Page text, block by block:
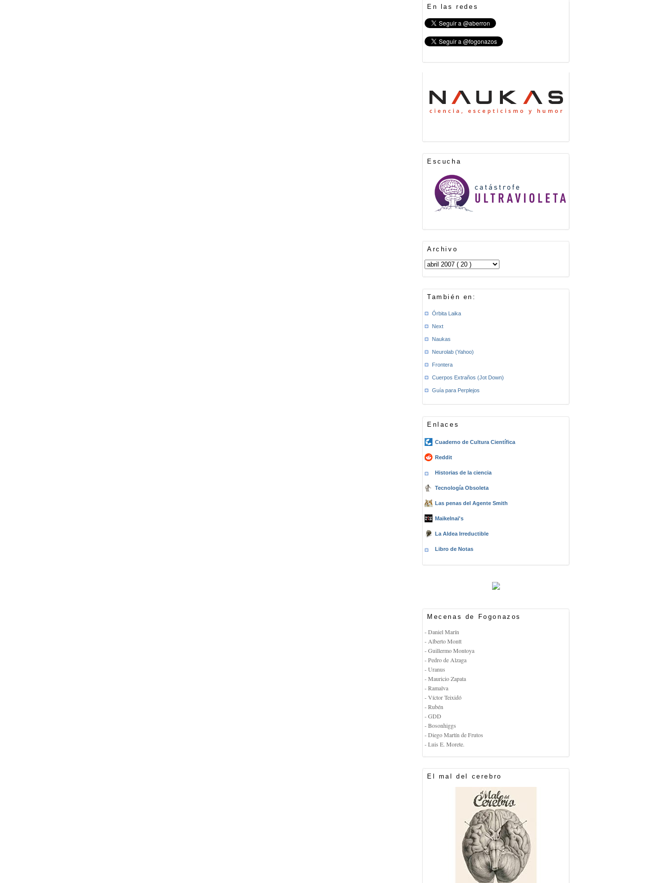
En las redes
Escucha
Archivo
También en:
Órbita Laika
Next
Naukas
Neurolab (Yahoo)
Frontera
Cuerpos Extraños (Jot Down)
Guía para Perplejos
Enlaces
Cuaderno de Cultura Científica
Reddit
Historias de la ciencia
Tecnología Obsoleta
Las penas del Agente Smith
Maikelnai's
La Aldea Irreductible
Libro de Notas
Mecenas de Fogonazos
- Daniel Marín
- Alberto Montt
- Guillermo Montoya
- Pedro de Alzaga
- Uranus
- Mauricio Zapata
- Ramalva
- Víctor Teixidó
- Rubén
- GDD
- Bosonhiggs
- Diego Martín de Frutos
- Luis E. Morete.
El mal del cerebro